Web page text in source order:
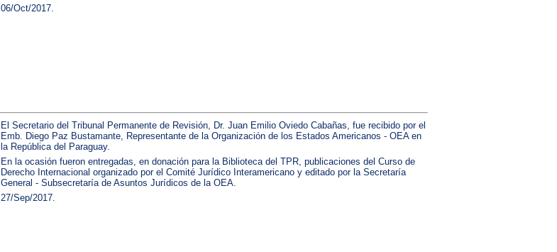
06/Oct/2017.
El Secretario del Tribunal Permanente de Revisión, Dr. Juan Emilio Oviedo Cabañas, fue recibido por el
Emb. Diego Paz Bustamante, Representante de la Organización de los Estados Americanos - OEA en
la República del Paraguay.
En la ocasión fueron entregadas, en donación para la Biblioteca del TPR, publicaciones del Curso de
Derecho Internacional organizado por el Comité Jurídico Interamericano y editado por la Secretaría
General - Subsecretaría de Asuntos Jurídicos de la OEA.
27/Sep/2017.